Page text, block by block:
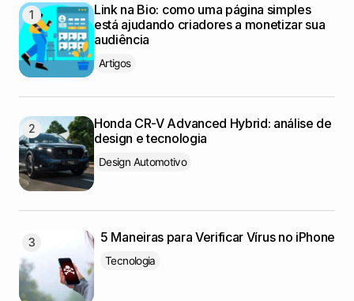
Link na Bio: como uma página simples
está ajudando criadores a monetizar sua
audiência
Artigos
Honda CR-V Advanced Hybrid: análise de
design e tecnologia
Design Automotivo
5 Maneiras para Verificar Vírus no iPhone
Tecnologia